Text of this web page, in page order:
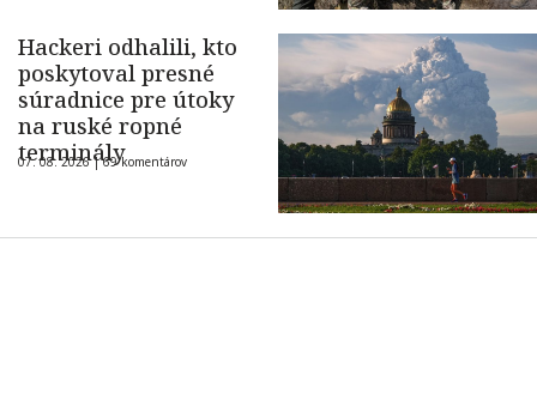
Hackeri odhalili, kto
poskytoval presné
súradnice pre útoky
na ruské ropné
terminály
07. 08. 2026 |69 komentárov